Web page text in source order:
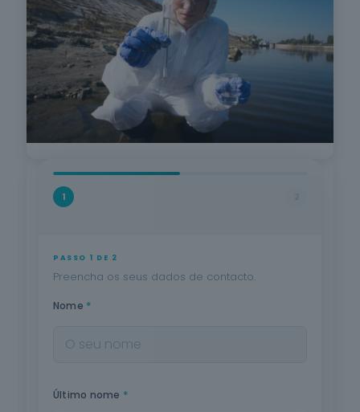
1
PASSO 1 DE 2
Preencha os seus dados de contacto.
Nome *
Último nome *